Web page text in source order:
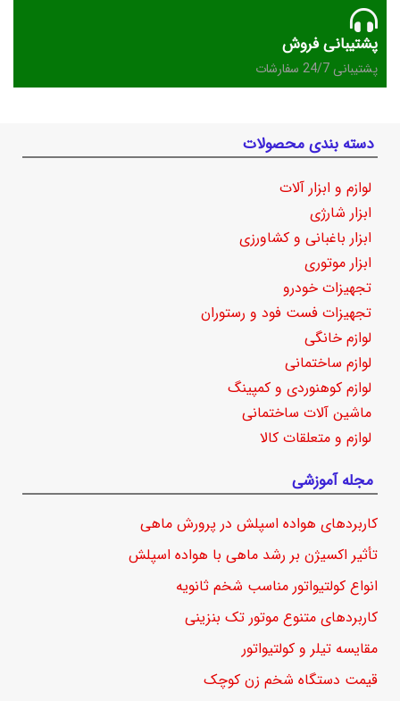
پشتیبانی فروش
پشتیبانی 24/7 سفارشات
دسته بندی محصولات
لوازم و ابزار آلات
ابزار شارژی
ابزار باغبانی و کشاورزی
ابزار موتوری
تجهیزات خودرو
تجهیزات فست فود و رستوران
لوازم خانگی
لوازم ساختمانی
لوازم کوهنوردی و کمپینگ
ماشین آلات ساختمانی
لوازم و متعلقات کالا
مجله آموزشی
کاربردهای هواده اسپلش در پرورش ماهی
تأثیر اکسیژن بر رشد ماهی با هواده اسپلش
انواع کولتیواتور مناسب شخم ثانویه
کاربردهای متنوع موتور تک بنزینی
مقایسه تیلر و کولتیواتور
قیمت دستگاه شخم زن کوچک